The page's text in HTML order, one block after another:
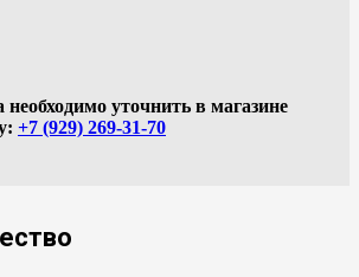
уточнить в магазине
+7 (929) 269-31-70